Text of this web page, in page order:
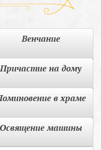
Венчание
Причастие на дому
в храме
Освящение машины